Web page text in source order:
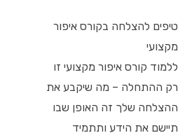
טיפים להצלחה בקורס איפור
מקצועי
ללמוד קורס איפור מקצועי זו
רק ההתחלה – מה שיקבע את
ההצלחה שלך זה האופן שבו
תיישם את הידע ותתמיד